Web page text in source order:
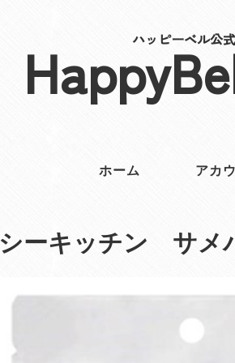
ハッピーベル公
ホーム アカ
シーキッチン サメ